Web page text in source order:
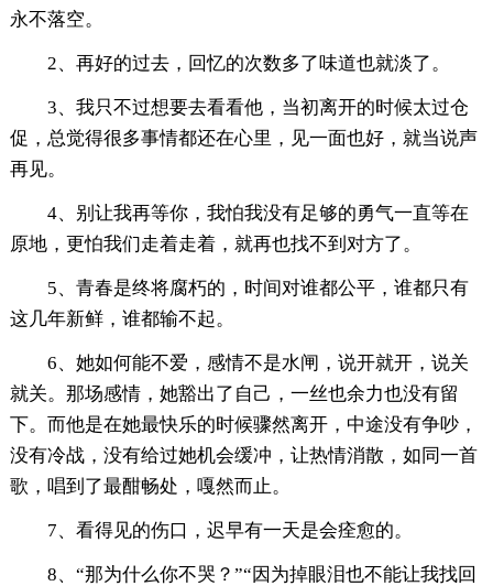
永不落空。
2、再好的过去，回忆的次数多了味道也就淡了。
3、我只不过想要去看看他，当初离开的时候太过仓
促，总觉得很多事情都还在心里，见一面也好，就当说声
再见。
4、别让我再等你，我怕我没有足够的勇气一直等在
原地，更怕我们走着走着，就再也找不到对方了。
5、青春是终将腐朽的，时间对谁都公平，谁都只有
这几年新鲜，谁都输不起。
6、她如何能不爱，感情不是水闸，说开就开，说关
就关。那场感情，她豁出了自己，一丝也余力也没有留
下。而他是在她最快乐的时候骤然离开，中途没有争吵，
没有冷战，没有给过她机会缓冲，让热情消散，如同一首
歌，唱到了最酣畅处，嘎然而止。
7、看得见的伤口，迟早有一天是会痊愈的。
8、“那为什么你不哭？”“因为掉眼泪也不能让我找回